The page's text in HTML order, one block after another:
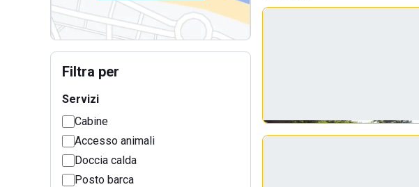
Filtra per
Servizi
Cabine
Accesso animali
Doccia calda
Posto barca